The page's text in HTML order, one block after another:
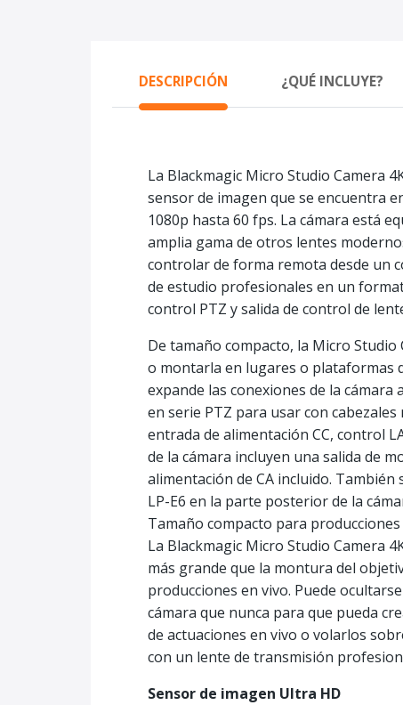
DESCRIPCIÓN ¿QUÉ INCLUYE?
La Blackmagic Micro Studio Camera
sensor de imagen que se encuentra
1080p hasta 60 fps. La cámara está
amplia gama de otros lentes
controlar de forma remota desde un
de estudio profesionales en un
control PTZ y salida de control de
De tamaño compacto, la Micro
o montarla en lugares o plataformas
expande las conexiones de la cámara
en serie PTZ para usar con
entrada de alimentación CC, control
de la cámara incluyen una salida de
alimentación de CA incluido.
LP-E6 en la parte posterior de la
Tamaño compacto para
La Blackmagic Micro Studio Camera
más grande que la montura del
producciones en vivo. Puede
cámara que nunca para que pueda
de actuaciones en vivo o volarlos
con un lente de transmisión
Sensor de imagen Ultra HD